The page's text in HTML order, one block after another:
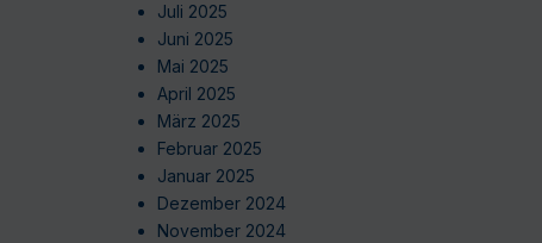
Juli 2025
Juni 2025
Mai 2025
April 2025
März 2025
Februar 2025
Januar 2025
Dezember 2024
November 2024